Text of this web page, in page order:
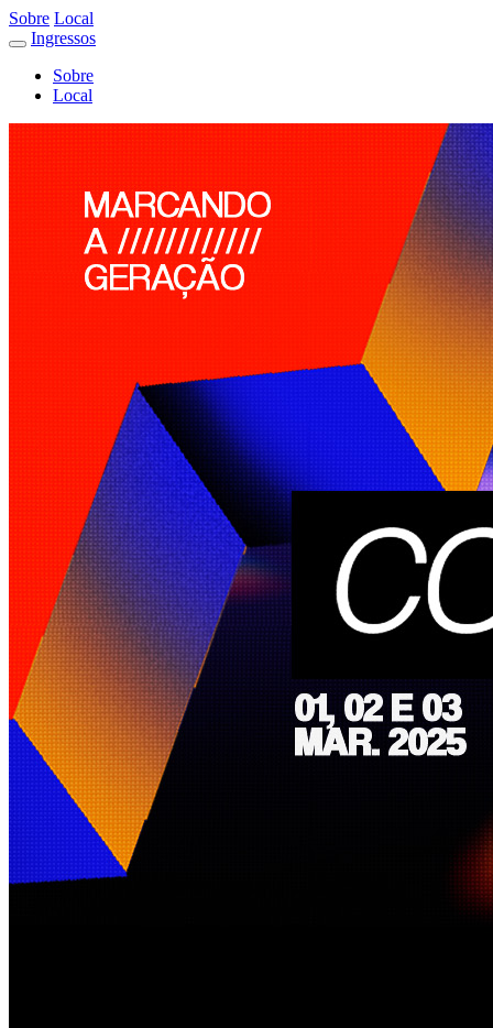
Sobre Local
Ingressos
Sobre
Local